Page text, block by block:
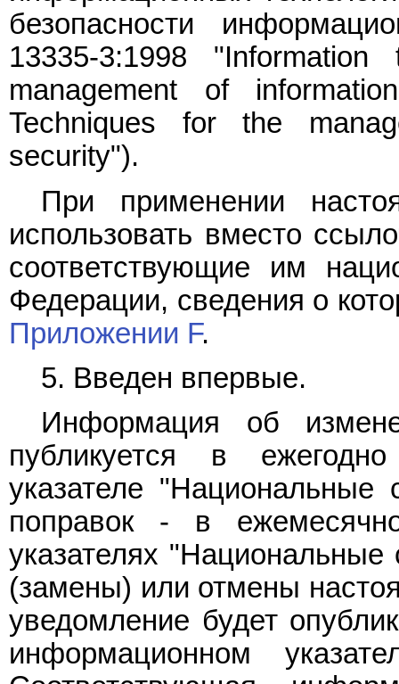
безопасности
13335-3:1998
management of
Techniques for the
security").
При применении
использовать вместо
соответствующие им
Федерации, сведения о
Приложении F.
5. Введен впервые.
Информация об
публикуется в
указателе "Национальные
поправок - в
указателях
(замены) или отмены
уведомление будет
информационном